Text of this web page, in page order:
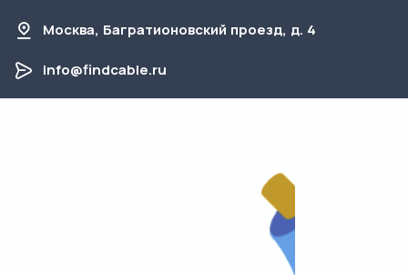
Москва, Багратионовский проезд, д. 4
info@findcable.ru